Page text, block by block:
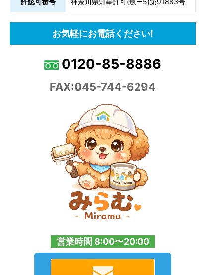
お気軽にお電話ください!
0120-85-8886
FAX:045-744-6294
営業時間 8:00〜20:00